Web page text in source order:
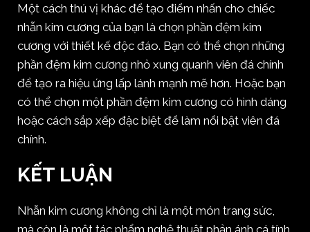
Một cách thú vị khác để tạo điểm nhấn cho chiếc
nhẫn kim cương của bạn là chọn phần đệm kim
cương với thiết kế độc đáo. Bạn có thể chọn những
phần đệm kim cương nhỏ xung quanh viên đá chính
để tạo ra hiệu ứng lấp lánh mạnh mẽ hơn. Hoặc bạn
có thể chọn một phần đệm kim cương có hình dáng
hoặc cách sắp xếp đặc biệt để làm nổi bật viên đá
chính.
KẾT LUẬN
Nhẫn kim cương không chỉ là một món trang sức,